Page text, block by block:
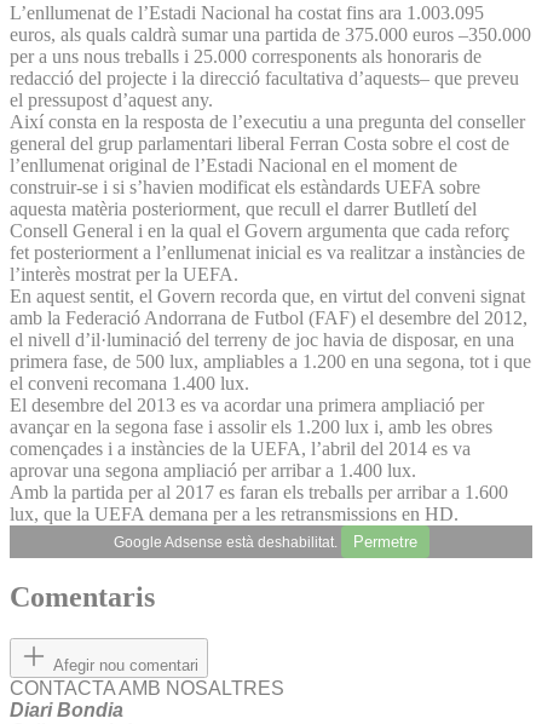
L’enllumenat de l’Estadi Nacional ha costat fins ara 1.003.095
euros, als quals caldrà sumar una partida de 375.000 euros –350.000
per a uns nous treballs i 25.000 corresponents als honoraris de
redacció del projecte i la direcció facultativa d’aquests– que preveu
el pressupost d’aquest any.
Així consta en la resposta de l’executiu a una pregunta del conseller
general del grup parlamentari liberal Ferran Costa sobre el cost de
l’enllumenat original de l’Estadi Nacional en el moment de
construir-se i si s’havien modificat els estàndards UEFA sobre
aquesta matèria posteriorment, que recull el darrer Butlletí del
Consell General i en la qual el Govern argumenta que cada reforç
fet posteriorment a l’enllumenat inicial es va realitzar a instàncies de
l’interès mostrat per la UEFA.
En aquest sentit, el Govern recorda que, en virtut del conveni signat
amb la Federació Andorrana de Futbol (FAF) el desembre del 2012,
el nivell d’il·luminació del terreny de joc havia de disposar, en una
primera fase, de 500 lux, ampliables a 1.200 en una segona, tot i que
el conveni recomana 1.400 lux.
El desembre del 2013 es va acordar una primera ampliació per
avançar en la segona fase i assolir els 1.200 lux i, amb les obres
començades i a instàncies de la UEFA, l’abril del 2014 es va
aprovar una segona ampliació per arribar a 1.400 lux.
Amb la partida per al 2017 es faran els treballs per arribar a 1.600
lux, que la UEFA demana per a les retransmissions en HD.
Google Adsense està deshabilitat. Permetre
Comentaris
Afegir nou comentari
CONTACTA AMB NOSALTRES
Diari Bondia